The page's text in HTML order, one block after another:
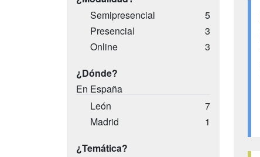
Semipresencial
5
Presencial
3
Online
3
¿Dónde?
En España
León
7
Madrid
1
¿Temática?